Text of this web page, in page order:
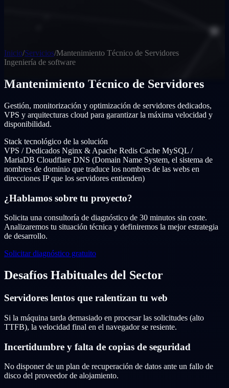
Inicio/Servicios/Mantenimiento Técnico de Servidores
Ingeniería de software
Mantenimiento Técnico de Servidores
Gestión, monitorización y optimización de servidores dedicados,
VPS y arquitecturas cloud para garantizar la máxima velocidad y
disponibilidad.
Stack tecnológico de la solución
VPS / Dedicados Nginx & Apache Redis Cache MySQL /
MariaDB Cloudflare DNS (Domain Name System, el sistema de
nombres de dominio que traduce los nombres de las webs en
direcciones IP que los servidores entienden)
¿Hablamos sobre tu proyecto?
Solicita una consultoría de diagnóstico de 30 minutos sin coste.
Analizaremos tu situación técnica y definiremos la mejor estrategia
de desarrollo.
Solicitar diagnóstico gratuito
Desafíos Habituales del Sector
Servidores lentos que ralentizan tu web
Si la máquina tarda demasiado en procesar las solicitudes (alto
TTFB), la velocidad final en el navegador se resiente.
Incertidumbre y falta de copias de seguridad
No disponer de un plan de recuperación de datos ante un fallo de
disco del proveedor de alojamiento.